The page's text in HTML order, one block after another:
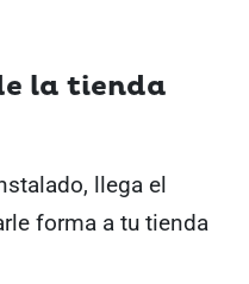
la tienda
llega el
forma a tu tienda